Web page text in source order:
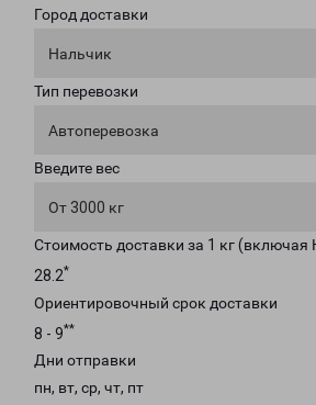
Город доставки
Нальчик
Тип перевозки
Автоперевозка
Введите вес
От 3000 кг
Стоимость доставки за 1 кг
28.2*
Ориентировочный срок доставки
8 - 9**
Дни отправки
пн, вт, ср, чт, пт